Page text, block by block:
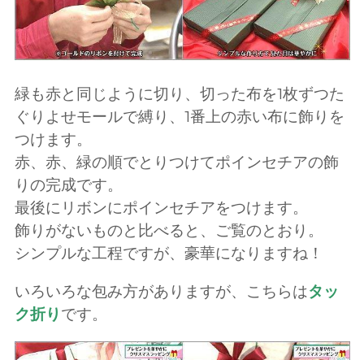
緑も赤と同じように切り、切った布を1枚ずつた
ぐりよせモールで縛り、1番上の赤い布に飾りを
つけます。
赤、赤、緑の順でとりつけてポインセチアの飾
りの完成です。
最後にリボンにポインセチアをつけます。
飾りがないものと比べると、ご覧のとおり。
シンプルな工程ですが、豪華になりますね！
いろいろな包み方がありますが、こちらはタッ
ク折り です。